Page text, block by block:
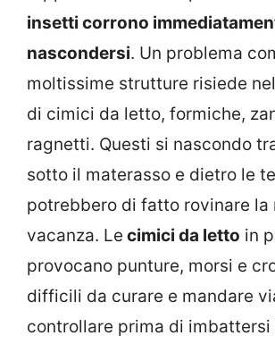
insetti corrono
nascondersi. Un problema
moltissime strutture risiede
di cimici da letto, formiche,
ragnetti. Questi si nascondo
sotto il materasso e dietro le
potrebbero di fatto rovinare la
vacanza. Le cimici da letto in
provocano punture, morsi e
difficili da curare e mandare
controllare prima di imbattersi